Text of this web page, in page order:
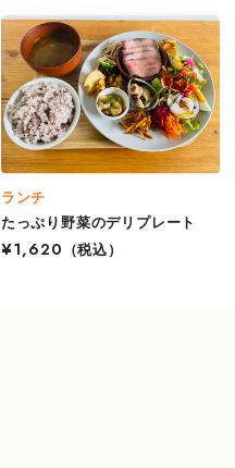
ランチ
たっぷり野菜のデリプレート
¥1,620
（税込）